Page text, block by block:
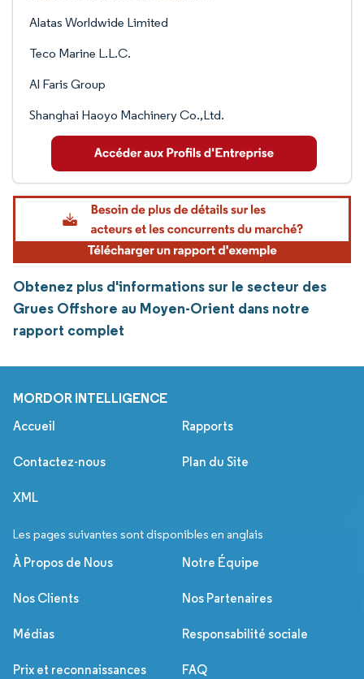
Alatas Worldwide Limited
Teco Marine L.L.C.
Al Faris Group
Shanghai Haoyo Machinery Co.,Ltd.
Obtenez plus d'informations sur le secteur des
Grues Offshore au Moyen-Orient dans notre
rapport complet
MORDOR INTELLIGENCE
Accueil Rapports
Contactez-nous Plan du Site
XML
Les pages suivantes sont disponibles en anglais
À Propos de Nous Notre Équipe
Nos Clients Nos Partenaires
Médias Responsabilité sociale
Prix et reconnaissances FAQ